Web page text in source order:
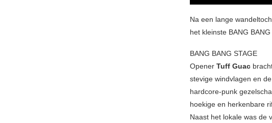
Na een lange
het kleinste BANG
BANG BANG STAGE
Opener Tuff Guac
stevige windvlagen en
hardcore-punk
hoekige en herkenbare
Naast het lokale was de